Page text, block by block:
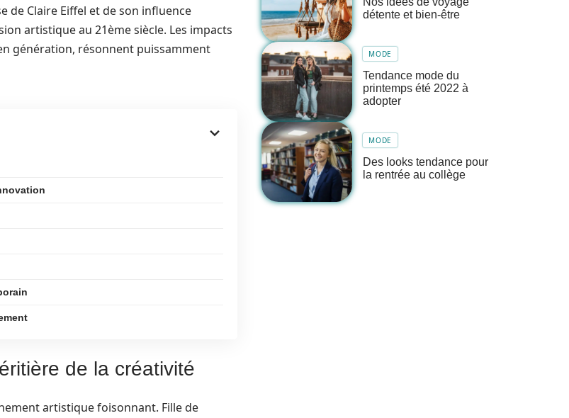
de Claire Eiffel et de son influence
artistique au 21ème siècle. Les impacts
génération, résonnent puissamment
de la créativité
artistique foisonnant. Fille de
détente et bien-être
MODE
Tendance mode du
printemps été 2022 à
adopter
MODE
Des looks tendance pour
la rentrée au collège